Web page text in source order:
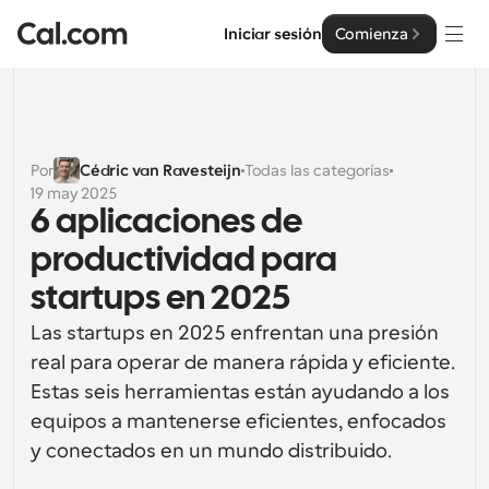
Iniciar sesión Comienza
Soluciones
Por tamaño del equipo
Para individuos
Programación personal hecha simple
Para Equipos
Programación colaborativa para grupos
Para desarrolladores
Funciones y integraciones poderosas
Empresa
Desarrollador
Documentación del Desarrollador
Documentación para la plataforma Cal.com
Recursos
API
Cal.ai
Precios
Por Cédric van Ravesteijn Todas las categorías
19 may 2025
6 aplicaciones de
productividad para
startups en 2025
Las startups en 2025 enfrentan una presión
real para operar de manera rápida y eficiente.
Estas seis herramientas están ayudando a los
equipos a mantenerse eficientes, enfocados
y conectados en un mundo distribuido.